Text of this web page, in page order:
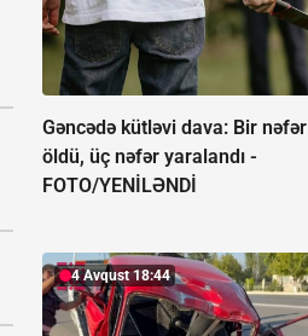
Gəncədə kütləvi dava: Bir nəfər
öldü, üç nəfər yaralandı -
FOTO/YENİLƏNDİ
4 Avqust 18:44